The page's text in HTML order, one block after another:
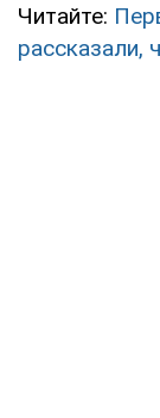
Читайте:
рассказали,